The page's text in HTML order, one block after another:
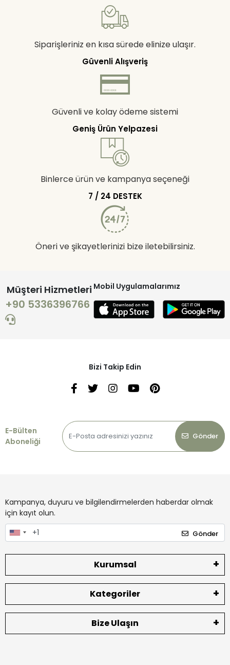
Siparişleriniz en kısa sürede elinize ulaşır.
Güvenli Alışveriş
Güvenli ve kolay ödeme sistemi
Geniş Ürün Yelpazesi
Binlerce ürün ve kampanya seçeneği
7 / 24 DESTEK
Öneri ve şikayetlerinizi bize iletebilirsiniz.
Müşteri Hizmetleri
+90 5336396766
Mobil Uygulamalarımız
Bizi Takip Edin
E-Bülten
Aboneliği
Gönder
Kampanya, duyuru ve bilgilendirmelerden haberdar olmak
için kayıt olun.
Gönder
Kurumsal
Kategoriler
Bize Ulaşın